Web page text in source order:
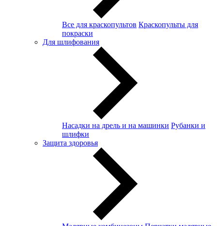
Все для краскопультов Краскопульты для
покраски
Для шлифования
Насадки на дрель и на машинки Рубанки и
шлифки
Защита здоровья